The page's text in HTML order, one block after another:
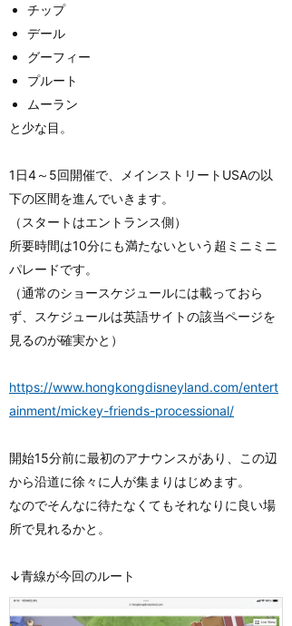
チップ
デール
グーフィー
プルート
ムーラン
と少な目。
1日4～5回開催で、メインストリートUSAの以
下の区間を進んでいきます。
（スタートはエントランス側）
所要時間は10分にも満たないという超ミニミニ
パレードです。
（通常のショースケジュールには載っておら
ず、スケジュールは英語サイトの該当ページを
見るのが確実かと）
https://www.hongkongdisneyland.com/entert
ainment/mickey-friends-processional/
開始15分前に最初のアナウンスがあり、この辺
から沿道に徐々に人が集まりはじめます。
なのでそんなに待たなくてもそれなりに良い場
所で見れるかと。
↓青線が今回のルート